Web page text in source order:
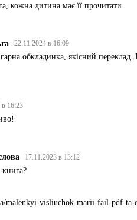
кожна дитина має її прочитати
22.11.2024 в 16:09
обкладинка, якісний
в 16:23
17.11.2023 в 13:12
malenkyi-visliuchok-marii-fail-pdf-ta-